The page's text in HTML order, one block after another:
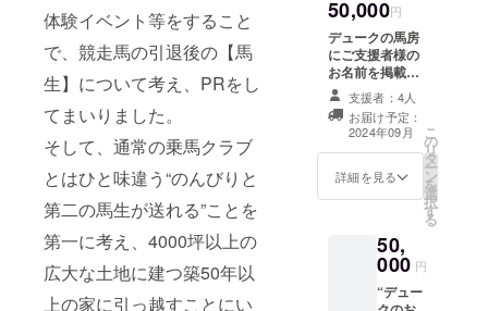
体験イベント等をすること
で、競走馬の引退後の【馬
生】について考え、PRをし
てまいりました。
そして、通常の乗馬クラブ
とはひと味違う“のんびりと
第二の馬生が送れる”ことを
第一に考え、4000坪以上の
広大な土地に建つ築50年以
上の家に引っ越すことにい
決まり
次第 随
時お知
らせす
る形と
なりま
す。 ※
装蹄師
さんの
得られ
る限り
支援に
つき１
回)
50,000円
デュークの馬房
にご支援者様の
お名前を掲載さ
せていただきま
す。 掲載期間：
馬房が存続する
限り掲載 掲載方
法：文字のみ ✱
支援時、必ず備
支援者：4人
お届け予定：
2024年09月
詳細を見る
こ
の
リ
タ
ー
ン
を
選
択
す
る
50,
000 円
“デュー